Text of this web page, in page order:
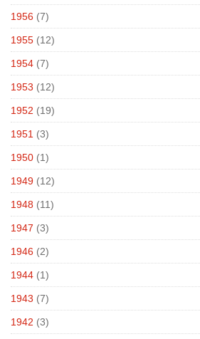
1956 (7)
1955 (12)
1954 (7)
1953 (12)
1952 (19)
1951 (3)
1950 (1)
1949 (12)
1948 (11)
1947 (3)
1946 (2)
1944 (1)
1943 (7)
1942 (3)